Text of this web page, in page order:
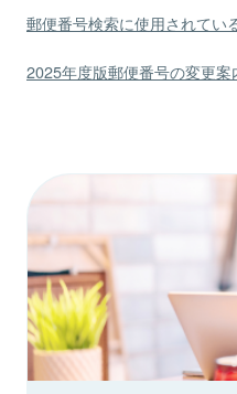
郵便番号検索に使用されてい
2025年度版郵便番号の変更案